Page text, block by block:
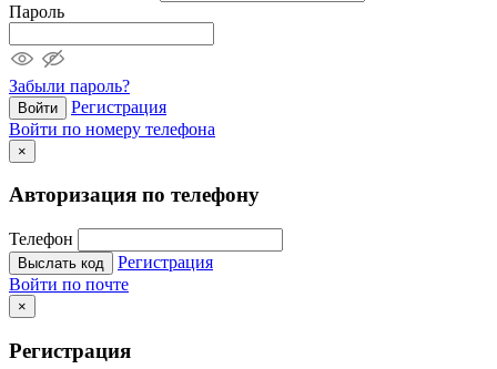
Пароль
Забыли пароль?
Войти
Регистрация
Войти по номеру телефона
×
Авторизация по телефону
Телефон
Выслать код
Регистрация
Войти по почте
×
Регистрация